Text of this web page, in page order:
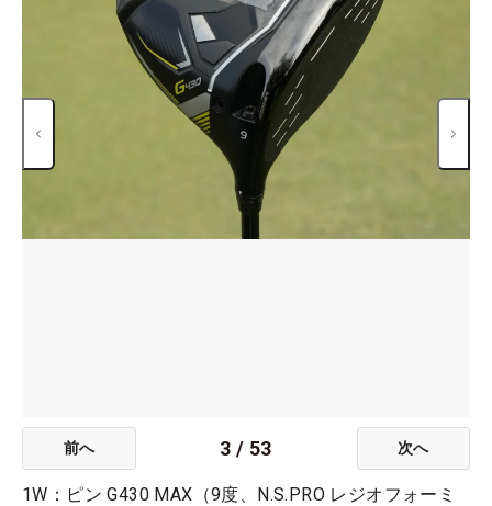
前へ 3 / 53 次へ
1W：ピン G430 MAX（9度、N.S.PRO レジオフォーミ